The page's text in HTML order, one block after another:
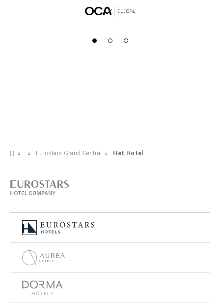
Eurostars Grand Central Het Hotel